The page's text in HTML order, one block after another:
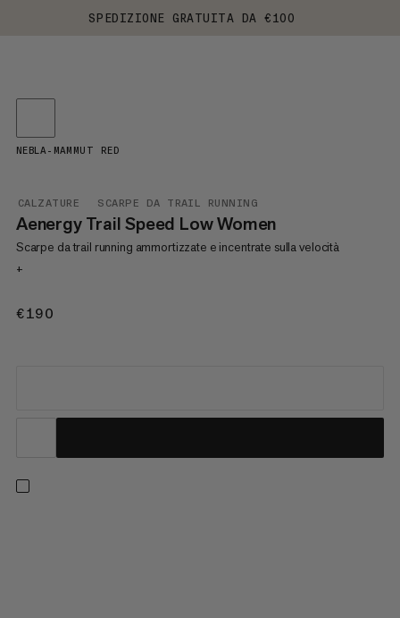
SPEDIZIONE GRATUITA DA €100
CALZATURE SCARPE DA TRAIL RUNNING
Aenergy Trail Speed Low Women
Scarpe da trail running ammortizzate e incentrate sulla velocità
+
€190
NEBLA-MAMMUT RED